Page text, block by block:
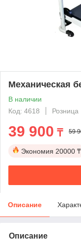
Механическая
В наличии
Код: 4618
Розница
39 900 ₸ 59
Экономия 20000 ₸
Описание
Описание